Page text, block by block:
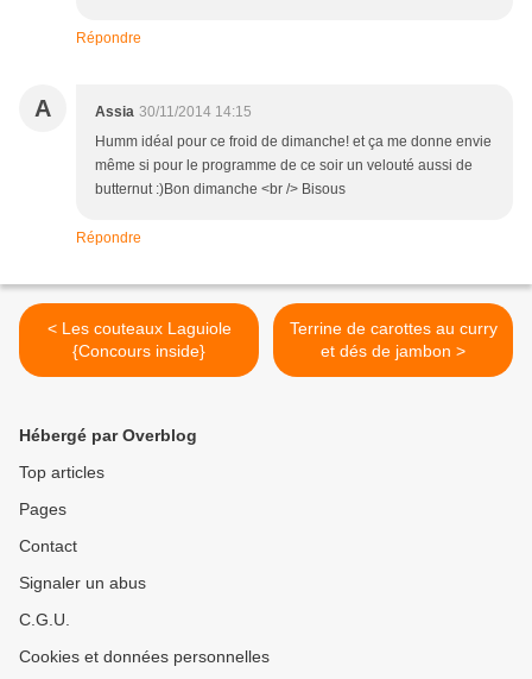
Répondre
A Assia 30/11/2014 14:15
Humm idéal pour ce froid de dimanche! et ça me donne envie
même si pour le programme de ce soir un velouté aussi de
butternut :)Bon dimanche <br /> Bisous
Répondre
< Les couteaux Laguiole
{Concours inside}
Terrine de carottes au curry
et dés de jambon >
Hébergé par Overblog
Top articles
Pages
Contact
Signaler un abus
C.G.U.
Cookies et données personnelles